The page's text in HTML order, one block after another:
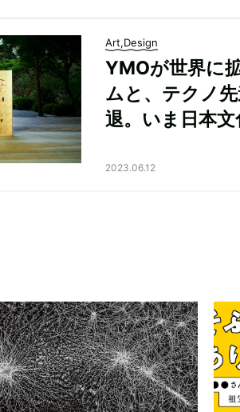
Art,Design
YMOが世界に
ムと、テクノ
退。いま日本
2023.06.12